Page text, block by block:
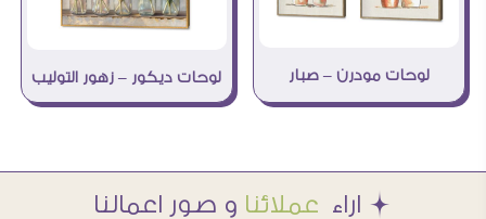
لوحات مودرن – صبار لوحات ديكور – زهور التوليب
Æ اراء عملائنا و صور اعمالنا